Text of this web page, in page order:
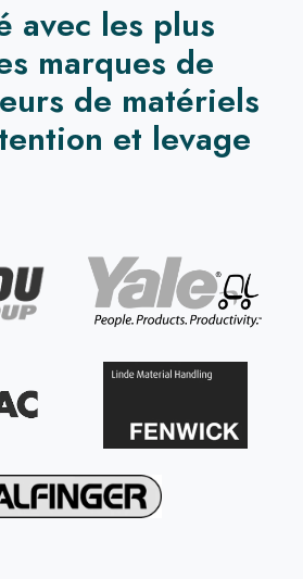
avec les plus
marques de
de matériels
et levage